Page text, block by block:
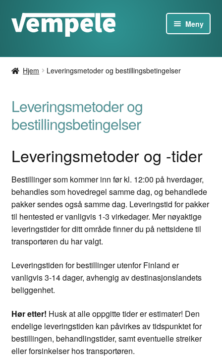
Gå
til
Hopp
til
Meny
Ladere
Tilbud
Om
Kontakt oss
NO
Hjem Leveringsmetoder og bestillingsbetingelser
Leveringsmetoder og
bestillingsbetingelser
Leveringsmetoder og -tider
Bestillinger som kommer inn før kl. 12:00 på hverdager,
behandles som hovedregel samme dag, og behandlede
pakker sendes også samme dag. Leveringstid for pakker
til hentested er vanligvis 1-3 virkedager. Mer nøyaktige
leveringstider for ditt område finner du på nettsidene til
transportøren du har valgt.
Leveringstiden for bestillinger utenfor Finland er
vanligvis 3-14 dager, avhengig av destinasjonslandets
beliggenhet.
Hør etter! Husk at alle oppgitte tider er estimater! Den
endelige leveringstiden kan påvirkes av tidspunktet for
bestillingen, behandlingstider, samt eventuelle streiker
eller forsinkelser hos transportøren.